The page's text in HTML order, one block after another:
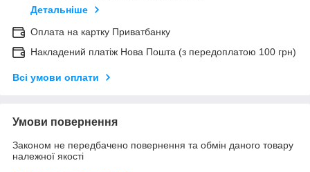
Детальніше
Оплата на картку Приватбанку
Накладений платіж Нова Пошта (з передоплатою 100 грн)
Всі умови оплати
Умови повернення
Законом не передбачено повернення та обмін даного товару
належної якості